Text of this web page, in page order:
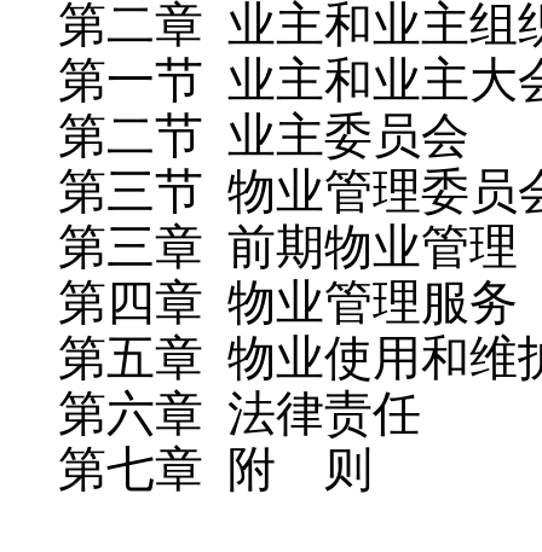
第二章 业主和业主组
第一节 业主和业主大
第二节 业主委员会
第三节 物业管理委员
第三章 前期物业管理
第四章 物业管理服务
第五章 物业使用和维
第六章 法律责任
第七章 附 则